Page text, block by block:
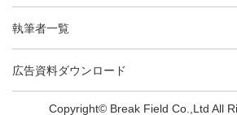
執筆者一覧
広告資料ダウンロード
Copyright© Break Field Co.,Ltd All